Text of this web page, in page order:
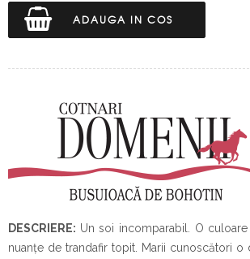
ADAUGA IN COS
DESCRIERE: Un soi incomparabil. O
nuanțe de trandafir topit. Marii cunoscători o